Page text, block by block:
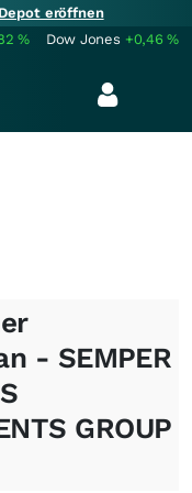
eröffnen
% Dow Jones +0,46%
- SEMPER
GROUP